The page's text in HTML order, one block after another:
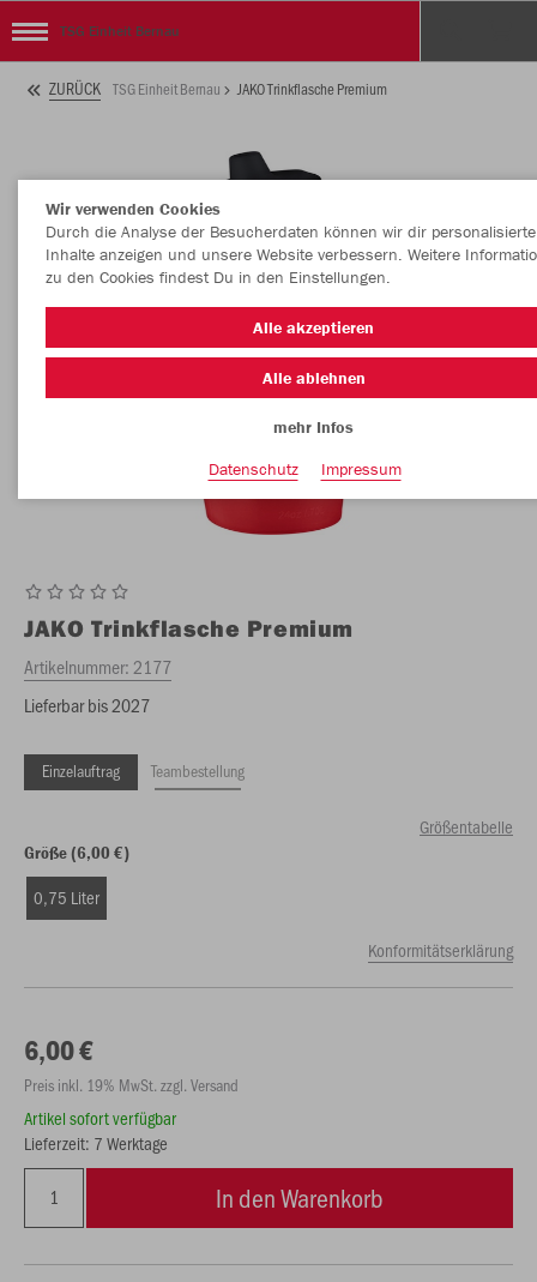
TSG Einheit Bernau
ZURÜCK TSG Einheit Bernau JAKO Trinkflasche Premium
JAKO Trinkflasche Premium
Artikelnummer: 2177
Lieferbar bis 2027
Einzelauftrag Teambestellung
Größentabelle
Größe (6,00 €)
0,75 Liter
Konformitätserklärung
6,00 €
Preis inkl. 19% MwSt. zzgl. Versand
Artikel sofort verfügbar
Lieferzeit: 7 Werktage
In den Warenkorb
Wir verwenden Cookies
Durch die Analyse der Besucherdaten können wir dir personalisierte
Inhalte anzeigen und unsere Website verbessern. Weitere
zu den Cookies findest Du in den Einstellungen.
Alle akzeptieren
Alle ablehnen
mehr Infos
Datenschutz
Impressum